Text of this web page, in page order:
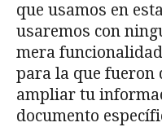
que usamos en
usaremos con
mera
para la que fueron
ampliar tu
documento